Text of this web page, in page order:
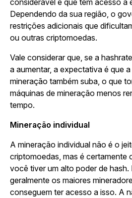
considerável e que têm acesso a
Dependendo da sua região, o
restrições adicionais que
ou outras criptomoedas.
Vale considerar que, se a
a aumentar, a expectativa é que
mineração também suba, o que
máquinas de mineração menos
tempo.
Mineração individual
A mineração individual não é o
criptomoedas, mas é certamente
você tiver um alto poder de hash.
geralmente os maiores
conseguem ter acesso a isso. A